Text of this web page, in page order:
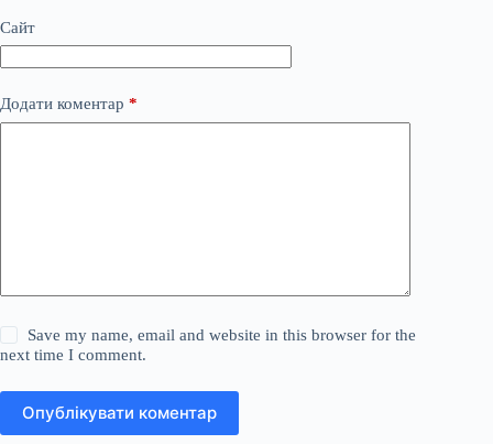
Сайт
Додати коментар *
Save my name, email and website in this browser for the
next time I comment.
Опублікувати коментар